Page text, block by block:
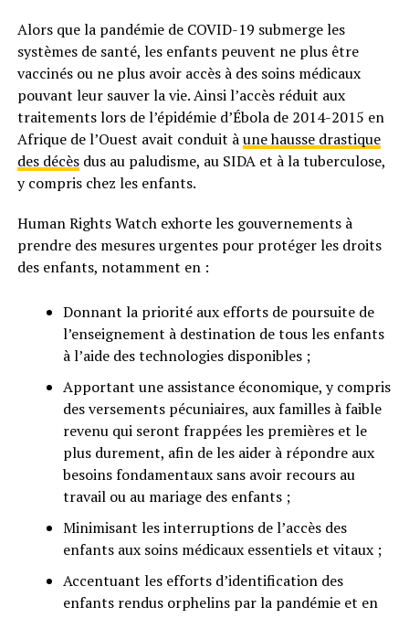
Alors que la pandémie de COVID-19 submerge les
systèmes de santé, les enfants peuvent ne plus être
vaccinés ou ne plus avoir accès à des soins médicaux
pouvant leur sauver la vie. Ainsi l’accès réduit aux
traitements lors de l’épidémie d’Ébola de 2014-2015 en
Afrique de l’Ouest avait conduit àune hausse drastique
des décèsdus au paludisme, au SIDA et à la tuberculose,
y compris chez les enfants.
Human Rights Watch exhorte les gouvernements à
prendre des mesures urgentes pour protéger les droits
des enfants, notamment en :
Donnant la priorité aux efforts de poursuite de
l’enseignement à destination de tous les enfants
à l’aide des technologies disponibles ;
Apportant une assistance économique, y compris
des versements pécuniaires, aux familles à faible
revenu qui seront frappées les premières et le
plus durement, afin de les aider à répondre aux
besoins fondamentaux sans avoir recours au
travail ou au mariage des enfants ;
Minimisant les interruptions de l’accès des
enfants aux soins médicaux essentiels et vitaux ;
Accentuant les efforts d’identification des
enfants rendus orphelins par la pandémie et en